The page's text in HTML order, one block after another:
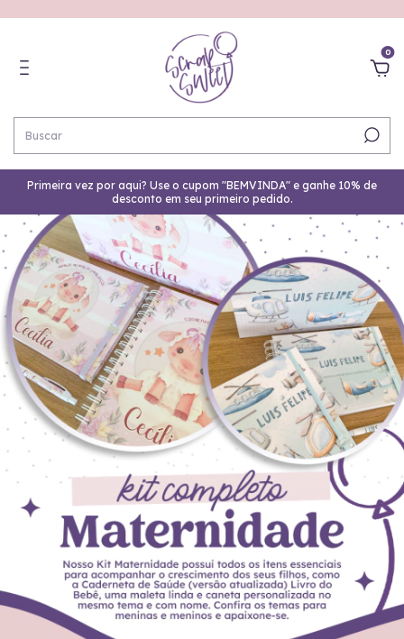
0
Primeira vez por aqui? Use o cupom "BEMVINDA" e ganhe 10% de
desconto em seu primeiro pedido.